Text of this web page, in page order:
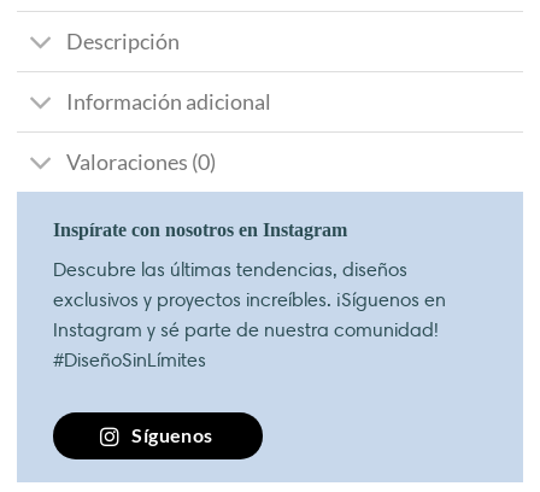
Descripción
Información adicional
Valoraciones (0)
Inspírate con nosotros en Instagram
Descubre las últimas tendencias, diseños
exclusivos y proyectos increíbles. ¡Síguenos en
Instagram y sé parte de nuestra comunidad!
#DiseñoSinLímites
Síguenos